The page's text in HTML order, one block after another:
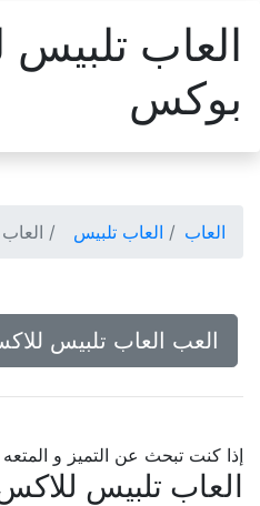
العاب تلبيس
بوكس
العاب العاب تلبيس العاب
العب العاب تلبيس
إذا كنت تبحث عن التميز و المتعه
العاب تلبيس